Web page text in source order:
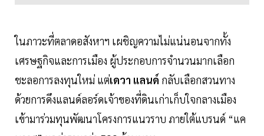
ในภาวะที่ตลาดอสังหาฯ เผชิญความไม่แน่นอนจากทั้ง
เศรษฐกิจและการเมือง ผู้ประกอบการจำนวนมากเลือก
ชะลอการลงทุนใหม่ แต่เดวา แลนด์ กลับเลือกสวนทาง
ด้วยการดึงแลนด์ลอร์ดเจ้าของที่ดินเก่าเก็บใจกลางเมือง
เข้ามาร่วมทุนพัฒนาโครงการแนวราบ ภายใต้แบรนด์ “แค